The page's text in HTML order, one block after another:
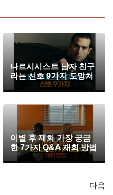
나르시시스트 남자 친구
라는 신호 9가지 도망쳐
이별 후 재회 가장 궁금
한 7가지 Q&A 재회 방법
다음